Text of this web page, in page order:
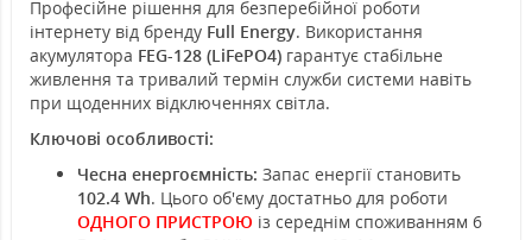
Професійне рішення для безперебійної роботи
інтернету від бренду Full Energy. Використання
акумулятора FEG-128 (LiFePO4) гарантує стабільне
живлення та тривалий термін служби системи навіть
при щоденних відключеннях світла.
Ключові особливості:
Чесна енергоємність: Запас енергії становить
102.4 Wh. Цього об'єму достатньо для роботи
ОДНОГО ПРИСТРОЮ із середнім споживанням 6